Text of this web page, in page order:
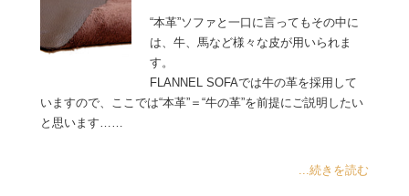
“本革”ソファと一口に言ってもその中に
は、牛、馬など様々な皮が用いられま
す。
FLANNEL SOFAでは牛の革を採用して
いますので、ここでは“本革”＝“牛の革”を前提にご説明したい
と思います……
...続きを読む